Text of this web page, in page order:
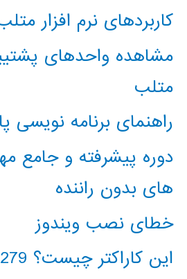
کاربردهای نرم افزار
مشاهده واحدهای
متلب
راهنمای برنامه نویسی
دوره پیشرفته و جامع
های بدون راننده
خطای نصب ویندوز
این کاراکتر چیست؟ 65279